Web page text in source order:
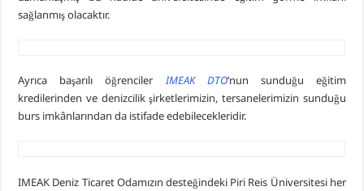
sağlanmış olacaktır.
Ayrıca başarılı öğrencilerIMEAK DTO’nun sunduğu eğitim
kredilerinden ve denizcilik şirketlerimizin, tersanelerimizin sunduğu
burs imkânlarından da istifade edebilecekleridir.
IMEAK Deniz Ticaret Odamızın desteğindeki Piri Reis Üniversitesi her